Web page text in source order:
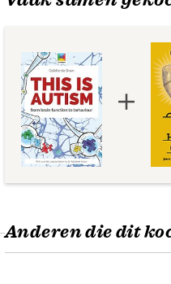
Anderen die dit